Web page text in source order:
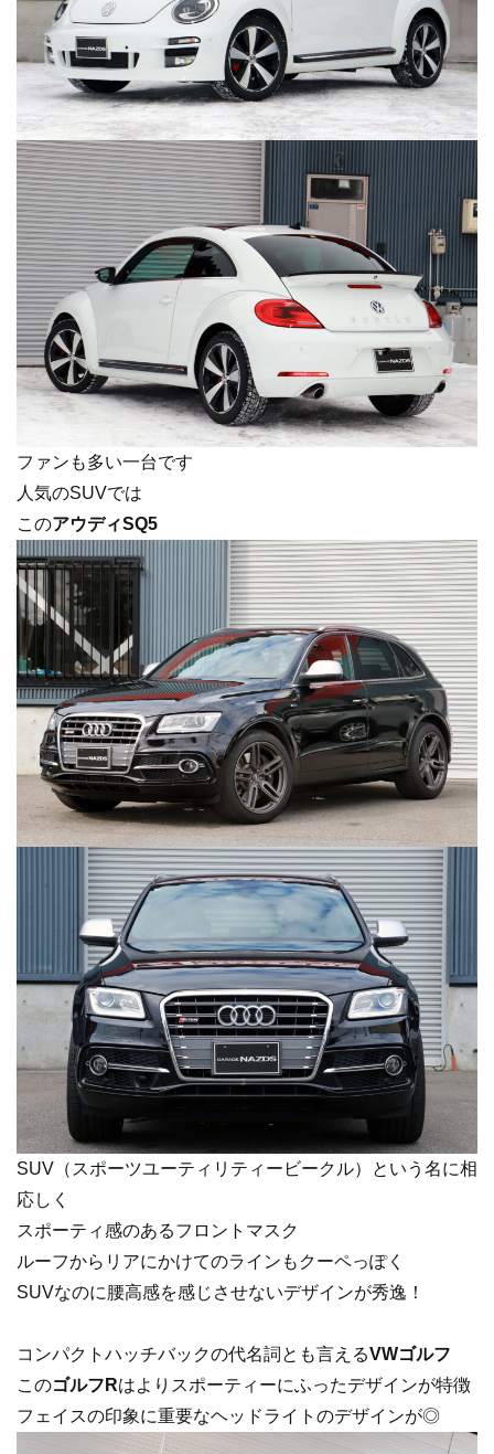
ファンも多い一台です
人気のSUVでは
このアウディSQ5
SUV（スポーツユーティリティービークル）という名に相
応しく
スポーティ感のあるフロントマスク
ルーフからリアにかけてのラインもクーペっぽく
SUVなのに腰高感を感じさせないデザインが秀逸！
コンパクトハッチバックの代名詞とも言えるVWゴルフ
このゴルフRはよりスポーティーにふったデザインが特徴
フェイスの印象に重要なヘッドライトのデザインが◎